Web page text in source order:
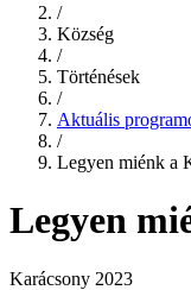
/
Község
/
Történések
/
Aktuális
/
Legyen miénk a
Legyen
Karácsony 2023